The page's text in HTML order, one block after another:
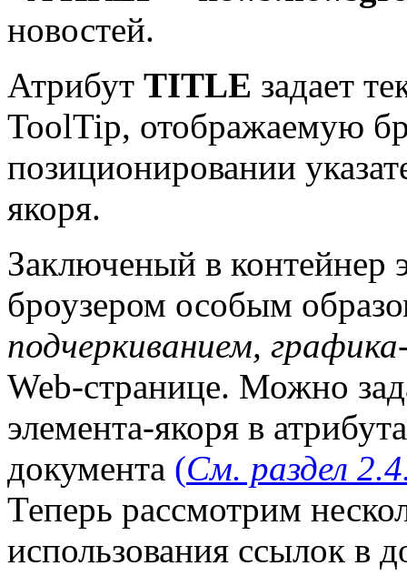
новостей.
Атрибут TITLE задает
ToolTip, отображаемую
позиционировании
якоря.
Заключеный в контейнер
броузером особым
подчеркиванием,
Web-странице. Можно
элемента-якоря в
документа (См. раздел
Теперь рассмотрим
использования ссылок в